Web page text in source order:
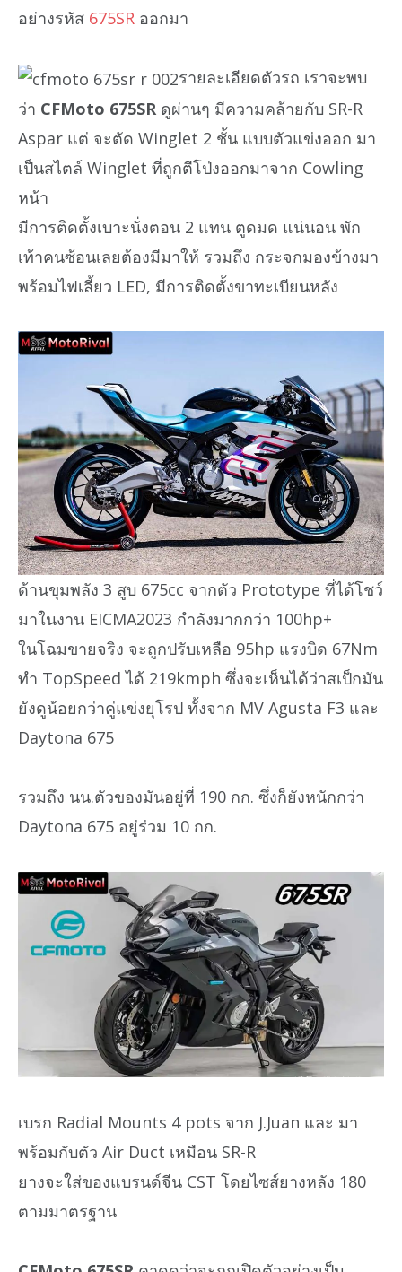
อย่างรหัส 675SR ออกมา
รายละเอียดตัวรถ เราจะพบ
ว่า CFMoto 675SR ดูผ่านๆ มีความคล้ายกับ SR-R
Aspar แต่ จะตัด Winglet 2 ชั้น แบบตัวแข่งออก มา
เป็นสไตล์ Winglet ที่ถูกตีโป่งออกมาจาก Cowling
หน้า
มีการติดตั้งเบาะนั่งตอน 2 แทน ตูดมด แน่นอน พัก
เท้าคนซ้อนเลยต้องมีมาให้ รวมถึง กระจกมองข้างมา
พร้อมไฟเลี้ยว LED, มีการติดตั้งขาทะเบียนหลัง
ด้านขุมพลัง 3 สูบ 675cc จากตัว Prototype ที่ได้โชว์
มาในงาน EICMA2023 กำลังมากกว่า 100hp+
ในโฉมขายจริง จะถูกปรับเหลือ 95hp แรงบิด 67Nm
ทำ TopSpeed ได้ 219kmph ซึ่งจะเห็นได้ว่าสเป็กมัน
ยังดูน้อยกว่าคู่แข่งยุโรป ทั้งจาก MV Agusta F3 และ
Daytona 675
รวมถึง นน.ตัวของมันอยู่ที่ 190 กก. ซึ่งก็ยังหนักกว่า
Daytona 675 อยู่ร่วม 10 กก.
เบรก Radial Mounts 4 pots จาก J.Juan และ มา
พร้อมกับตัว Air Duct เหมือน SR-R
ยางจะใส่ของแบรนด์จีน CST โดยไซส์ยางหลัง 180
ตามมาตรฐาน